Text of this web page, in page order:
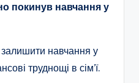
покинув навчання у
навчання у
труднощі в сім’ї.